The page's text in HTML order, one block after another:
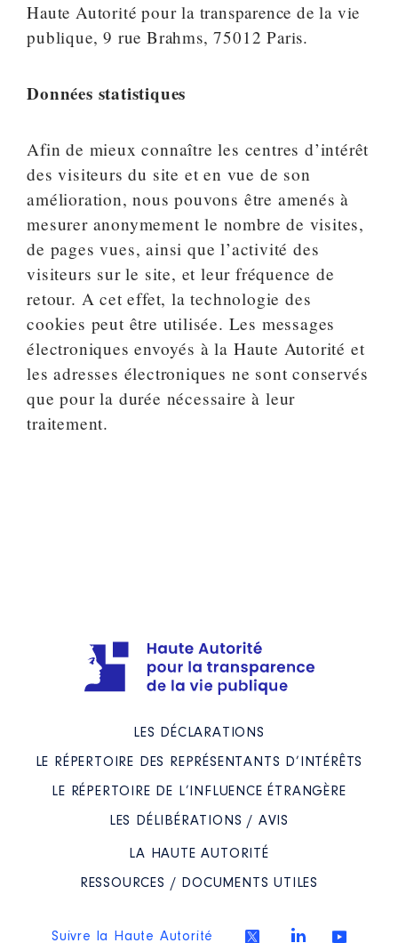
Haute Autorité pour la transparence de la vie
publique, 9 rue Brahms, 75012 Paris.
Données statistiques
Afin de mieux connaître les centres d’intérêt
des visiteurs du site et en vue de son
amélioration, nous pouvons être amenés à
mesurer anonymement le nombre de visites,
de pages vues, ainsi que l’activité des
visiteurs sur le site, et leur fréquence de
retour. A cet effet, la technologie des
cookies peut être utilisée. Les messages
électroniques envoyés à la Haute Autorité et
les adresses électroniques ne sont conservés
que pour la durée nécessaire à leur
traitement.
LES DÉCLARATIONS
LE RÉPERTOIRE DES REPRÉSENTANTS D’INTÉRÊTS
LE RÉPERTOIRE DE L’INFLUENCE ÉTRANGÈRE
LES DÉLIBÉRATIONS / AVIS
LA HAUTE AUTORITÉ
RESSOURCES / DOCUMENTS UTILES
Suivre la Haute Autorité